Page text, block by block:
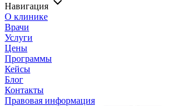
Навигация
О клинике
Врачи
Услуги
Цены
Программы
Кейсы
Блог
Контакты
Правовая информация